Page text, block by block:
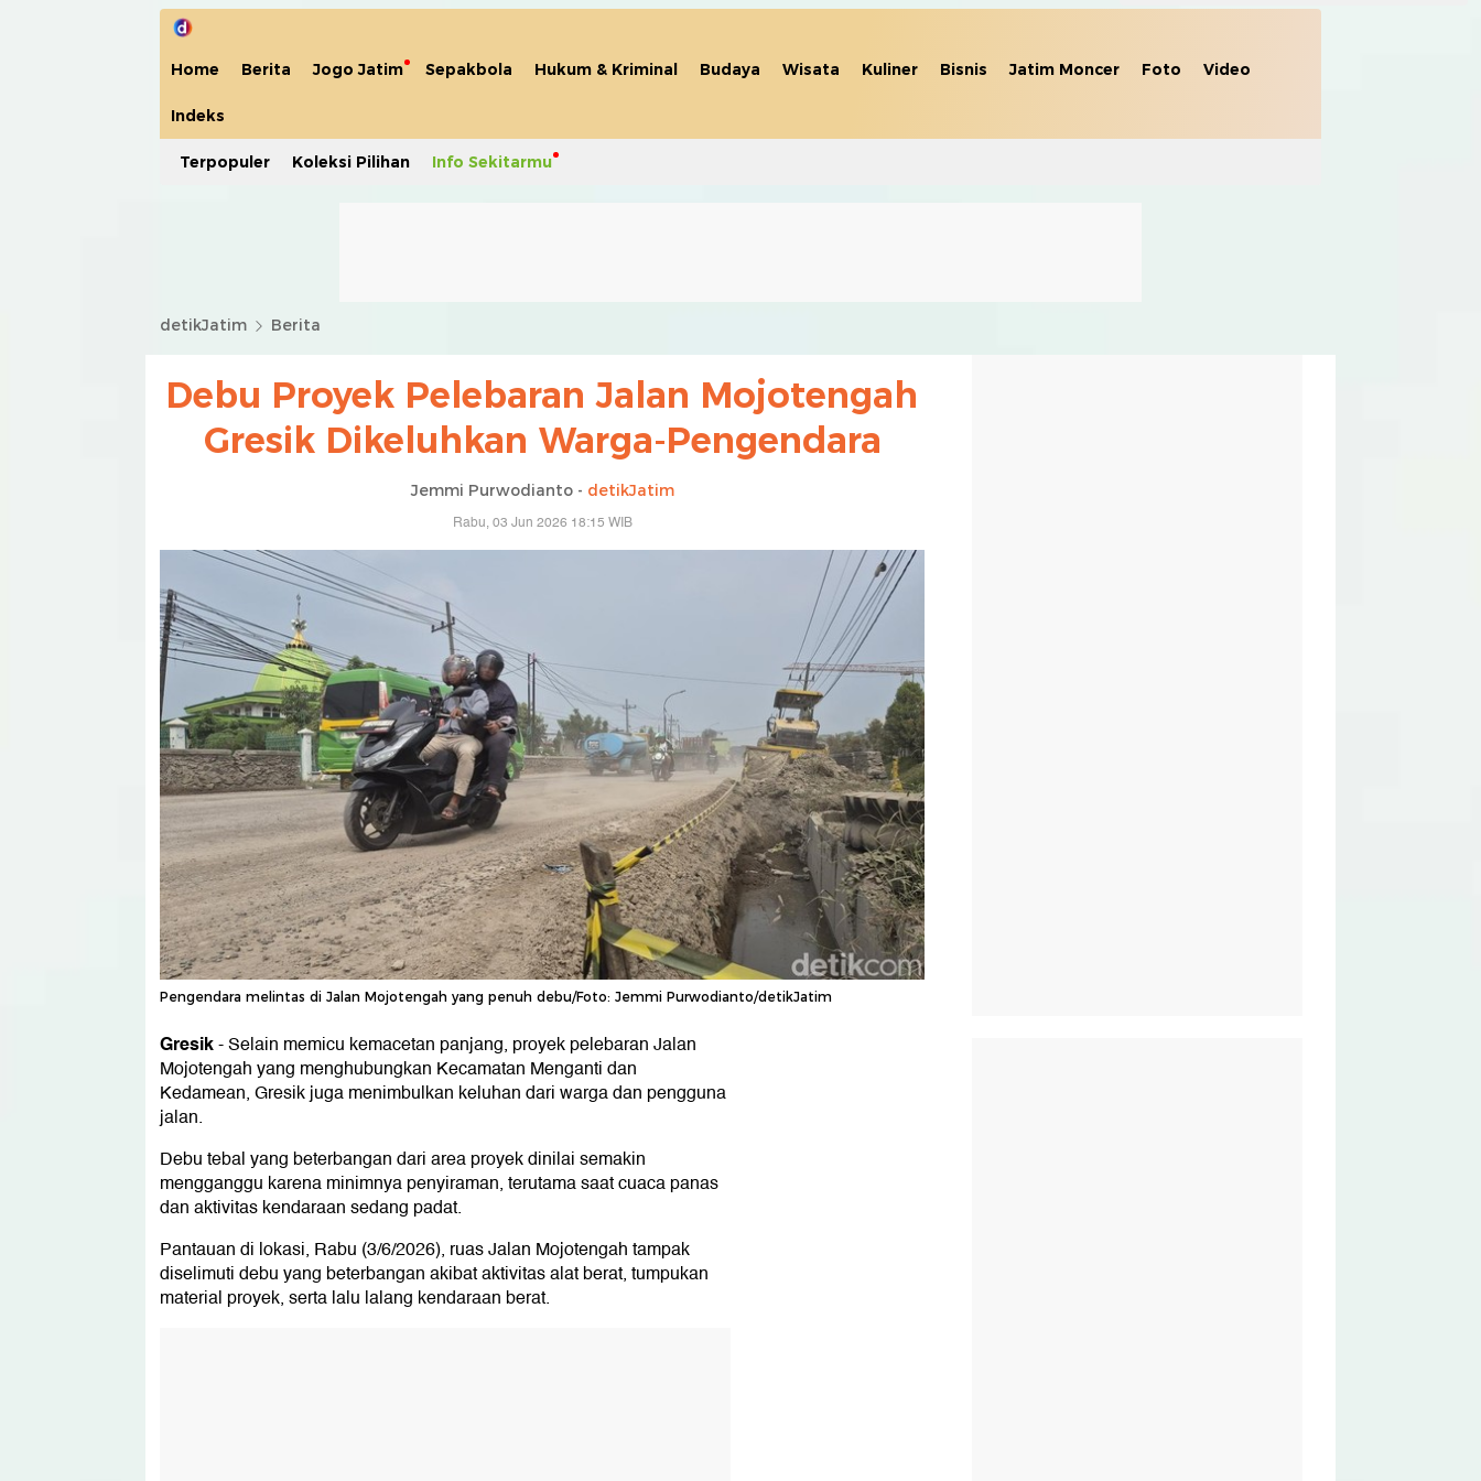
Home Berita Jogo Jatim Sepakbola Hukum & Kriminal Budaya Wisata Kuliner Bisnis Jatim Moncer Foto Video
Indeks
Terpopuler Koleksi Pilihan Info Sekitarmu
detikJatim Berita
Debu Proyek Pelebaran Jalan Mojotengah
Gresik Dikeluhkan Warga-Pengendara
Jemmi Purwodianto - detikJatim
Rabu, 03 Jun 2026 18:15 WIB
Pengendara melintas di Jalan Mojotengah yang penuh debu/Foto: Jemmi Purwodianto/detikJatim
Gresik-Selain memicu kemacetan panjang, proyek pelebaran Jalan
Mojotengah yang menghubungkan Kecamatan Menganti dan
Kedamean, Gresik juga menimbulkan keluhan dari warga dan pengguna
jalan.
Debu tebal yang beterbangan dari area proyek dinilai semakin
mengganggu karena minimnya penyiraman, terutama saat cuaca panas
dan aktivitas kendaraan sedang padat.
Pantauan di lokasi, Rabu (3/6/2026), ruas Jalan Mojotengah tampak
diselimuti debu yang beterbangan akibat aktivitas alat berat, tumpukan
material proyek, serta lalu lalang kendaraan berat.